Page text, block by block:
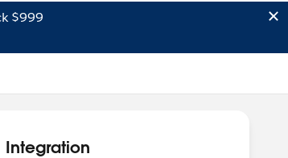
$999
Integration